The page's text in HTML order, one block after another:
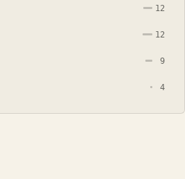
12
12
9
4